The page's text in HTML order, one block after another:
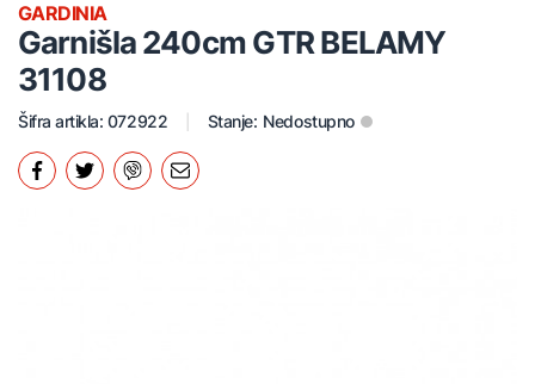
Garnišla 240cm GTR BELAMY
31108
GARDINIA
Šifra artikla: 072922 Stanje: Nedostupno